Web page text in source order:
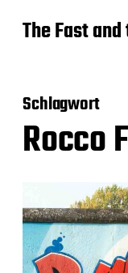
The Fast
Schlagwort
Rocco